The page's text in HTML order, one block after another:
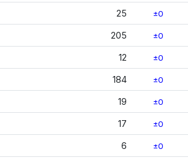
25 ±0
205 ±0
12 ±0
184 ±0
19 ±0
17 ±0
6 ±0